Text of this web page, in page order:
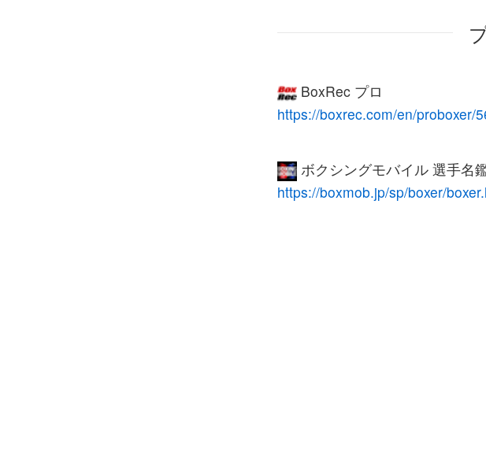
BoxRec プロ
https://boxrec.com/en/proboxer/
ボクシングモバイル 選手名
https://boxmob.jp/sp/boxer/